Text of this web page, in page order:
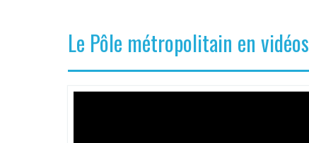
Le Pôle métropolitain en vidéos